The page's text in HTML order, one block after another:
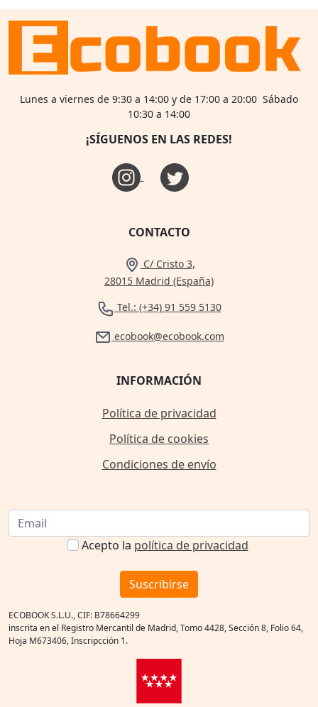
Lunes a viernes de 9:30 a 14:00 y de 17:00 a 20:00 Sábado
10:30 a 14:00
¡SÍGUENOS EN LAS REDES!
CONTACTO
C/ Cristo 3,
28015 Madrid (España)
Tel.: (+34) 91 559 5130
ecobook@ecobook.com
INFORMACIÓN
Política de privacidad
Política de cookies
Condiciones de envío
Acepto la política de privacidad
Suscribirse
ECOBOOK S.L.U., CIF: B78664299
inscrita en el Registro Mercantil de Madrid, Tomo 4428, Sección 8, Folio 64,
Hoja M673406, Inscripcción 1.